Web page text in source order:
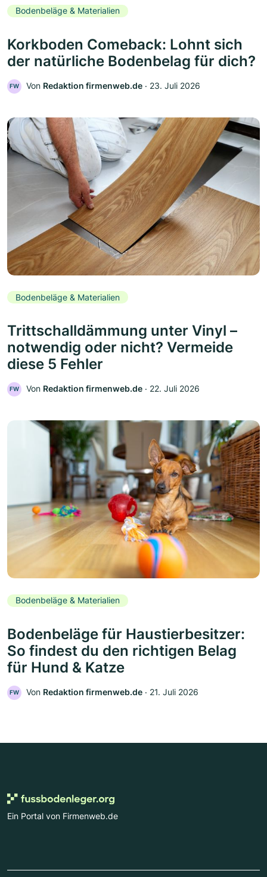
Bodenbeläge & Materialien
Korkboden Comeback: Lohnt sich
der natürliche Bodenbelag für dich?
FW Von Redaktion firmenweb.de ‧ 23. Juli 2026
Bodenbeläge & Materialien
Trittschalldämmung unter Vinyl –
notwendig oder nicht? Vermeide
diese 5 Fehler
FW Von Redaktion firmenweb.de ‧ 22. Juli 2026
Bodenbeläge & Materialien
Bodenbeläge für Haustierbesitzer:
So findest du den richtigen Belag
für Hund & Katze
FW Von Redaktion firmenweb.de ‧ 21. Juli 2026
Ein Portal von Firmenweb.de